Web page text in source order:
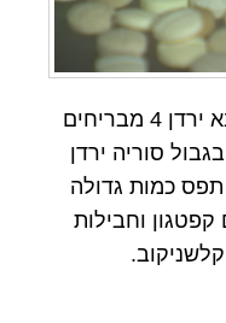
בתחילת השבוע הרגו חיילי צבא ירדן 4 מבריחים
סוריה ירדן
כמות גדולה
וחבילות